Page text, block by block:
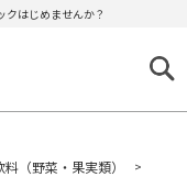
はじめませんか？
料（野菜・果実類）